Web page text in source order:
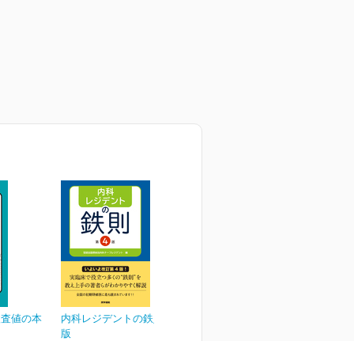
値の本
内科レジデントの鉄則 第4
版